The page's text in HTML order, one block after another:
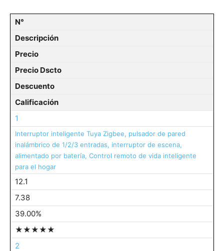
N°
Descripción
Precio
Precio Dscto
Descuento
Calificación
1
Interruptor inteligente Tuya Zigbee, pulsador de pared
inalámbrico de 1/2/3 entradas, interruptor de escena,
alimentado por batería, Control remoto de vida inteligente
para el hogar
12.1
7.38
39.00%
★★★★★
2